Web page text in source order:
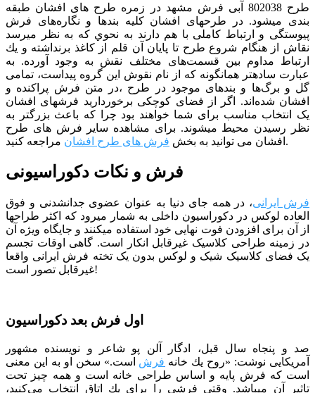
طرح 802038 آبی فرش مشهد در زمره طرح های افشان طبقه
بندی می­شود. در طرح­های افشان كليه بندها و نگاره‌های فرش
پيوستگی و ارتباط كاملی با هم دارند به نحوي كه به نظر مي­رسد
نقاش از هنگام شروع طرح تا پايان آن قلم از كاغذ برنداشته و يك
ارتباط مداوم بين قسمت‌های مختلف نقش به وجود آورده. به
عبارت ساده­تر همان­گونه كه از نام نقوش اين گروه پيداست، تمامی
گل و برگ‌ها و بندهای موجود در طرح ،در متن فرش پراكنده و
افشان شده‌اند. اگر از فضای کوچکی برخوردارید فرش­های افشان
یک انتخاب مناسب برای شما خواهند بود چرا که باعث بزرگ­تر به
نظر رسیدن محیط می­شوند. برای مشاهده سایر فرش های طرح
افشان می توانید به بخش فرش های طرح افشان مراجعه کنید.
فرش و نکات دکوراسیونی
فرش ایرانی، در همه جای دنیا به عنوان عضوی جدانشدنی و فوق
العاده لوکس در دکوراسیون داخلی به شمار میرود که اکثر طراح­ها
از آن برای افزودن فوت نهایی خود استفاده می­کنند و جایگاه ویژه آن
در زمینه طراحی کلاسیک غیرقابل انکار است. گاهی اوقات تجسم
یک فضای کلاسیک شیک و لوکس بدون یک تخته فرش ایرانی واقعا
غیرقابل تصور است!
اول فرش بعد دکوراسیون
صد و پنجاه سال قبل، ادگار آلن پو شاعر و نویسنده مشهور
آمریکایی نوشت: «روح یك خانه فرش است.» سخن او به این معنی
است كه فرش پایه و اساس طراحی خانه است و همه چیز تحت
تاثیر آن می­باشد. وقتی فرشی را برای یك اتاق انتخاب می‌كنید،